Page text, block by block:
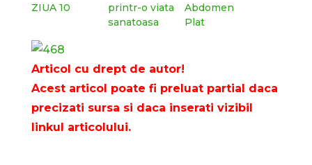
ZIUA 10
printr-o viata
sanatoasa
Abdomen
Plat
Articol cu drept de autor!
Acest articol poate fi preluat partial daca
precizati sursa si daca inserati vizibil
linkul articolului.